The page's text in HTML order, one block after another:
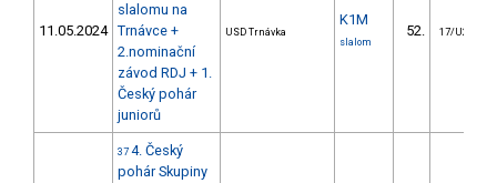
11.05.2024
slalomu na
Trnávce +
2.nominační
závod RDJ + 1.
Český pohár
juniorů
USD Trnávka
K1M
slalom
52. 17/U23
37 4. Český
pohár Skupiny